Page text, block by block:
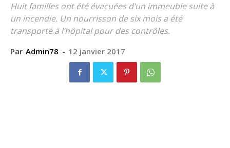
Huit familles ont été évacuées d’un immeuble suite à
un incendie. Un nourrisson de six mois a été
transporté à l’hôpital pour des contrôles.
Par Admin78 - 12 janvier 2017